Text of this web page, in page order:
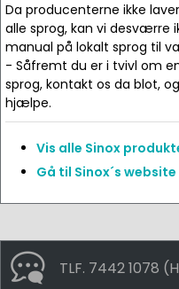
Da producenterne ikke
alle sprog, kan vi desværre
manual på lokalt sprog til
- Såfremt du er i tvivl om
sprog, kontakt os da blot,
hjælpe.
Vis alle Sinox
Gå til Sinox´s website
TLF. 7442 1078